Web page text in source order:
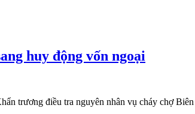
huy động vốn ngoại
trương điều tra nguyên nhân vụ cháy chợ